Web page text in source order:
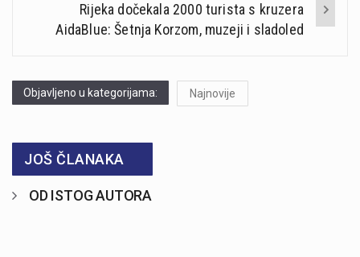
Rijeka dočekala 2000 turista s kruzera
AidaBlue: Šetnja Korzom, muzeji i sladoled
Objavljeno u kategorijama: Najnovije
JOŠ ČLANAKA
OD ISTOG AUTORA